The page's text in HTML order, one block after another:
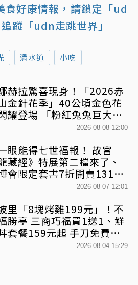
食好康情報，請鎖定「ud
追蹤「udn走跳世界」
滑水道 小吃
赫拉驚喜現身！「2026赤
金針花季」40公頃金色花
耀登場 「粉紅兔兔巨大氣
+超狂500樂遊券」快追
2026-08-08 12:00
眼能得七世福報！ 故宮
藏經》特展第二檔來了、
會限定套書7折開賣131萬
驚：貧窮限制想像2026-08-07 12:01
里「8塊烤雞199元」！不
勝亭 三商巧福買1送1、鮮
套餐159元起 手刀免費領
2026-08-04 15:29